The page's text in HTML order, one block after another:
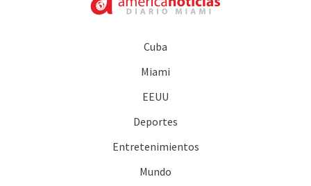
Cuba
Miami
EEUU
Deportes
Entretenimientos
Mundo